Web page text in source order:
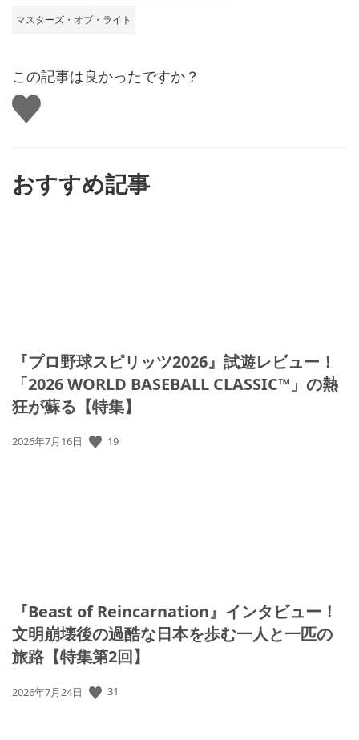
マスターズ・オブ・ライト
この記事は良かったですか？
い
い
おすすめ記事
『プロ野球スピリッツ2026』試遊レビュー！
「2026 WORLD BASEBALL CLASSIC™」の熱
狂が蘇る【特集】
公
2026年7月16日 19
『Beast of Reincarnation』インタビュー！
文明崩壊後の過酷な日本を歩む一人と一匹の
旅路【特集第2回】
公
2026年7月24日 31